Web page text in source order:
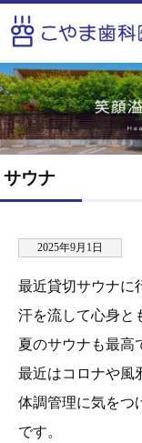
サウナ
2025年9月1日
最近貸切サウナに
汗を流して心身と
夏のサウナも最高
最近はコロナや風
体調管理に気をつ
です。